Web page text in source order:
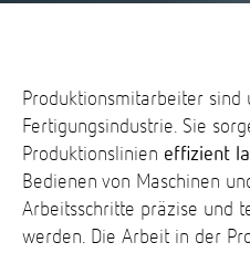
Produktionsmitarbeiter
Fertigungsindustrie. Sie
Produktionslinien effizient
Bedienen von Maschinen
Arbeitsschritte präzise und
werden. Die Arbeit in der